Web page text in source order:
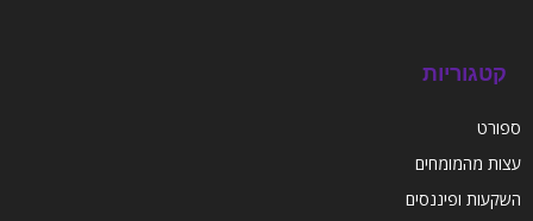
קטגוריות
ספורט
עצות מהמומחים
השקעות ופיננסים